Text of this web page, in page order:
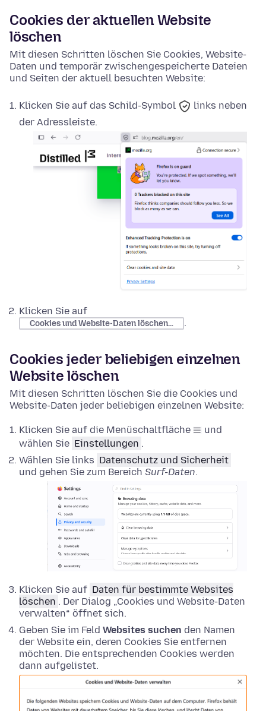
Cookies der aktuellen Website
löschen
Mit diesen Schritten löschen Sie Cookies, Website-
Daten und temporär zwischengespeicherte Dateien
und Seiten der aktuell besuchten Website:
Klicken Sie auf das Schild-Symbol
links neben
der Adressleiste.
Klicken Sie auf
Cookies und Website-Daten löschen… .
Cookies jeder beliebigen einzelnen
Website löschen
Mit diesen Schritten löschen Sie die Cookies und
Website-Daten jeder beliebigen einzelnen Website:
Klicken Sie auf die Menüschaltfläche
und
wählen Sie Einstellungen .
Wählen Sie links Datenschutz und Sicherheit
und gehen Sie zum Bereich Surf-Daten.
Klicken Sie auf Daten für bestimmte Websites
löschen . Der Dialog „Cookies und Website-Daten
verwalten“ öffnet sich.
Geben Sie im Feld Websites suchen den Namen
der Website ein, deren Cookies Sie entfernen
möchten. Die entsprechenden Cookies werden
dann aufgelistet.